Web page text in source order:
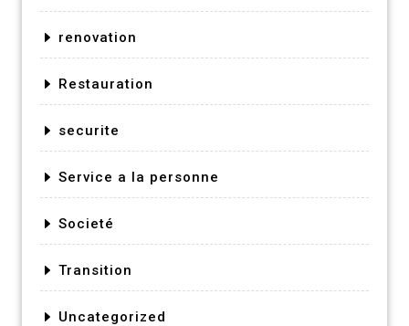
renovation
Restauration
securite
Service a la personne
Societé
Transition
Uncategorized